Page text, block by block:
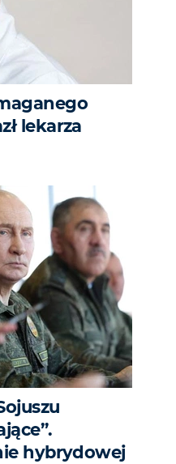
lekarza
hybrydowej